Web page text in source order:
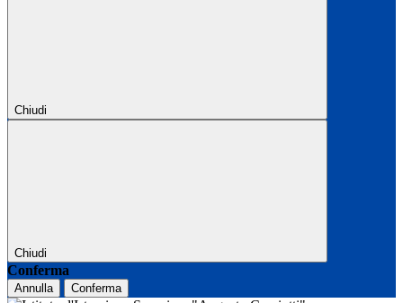
Chiudi
Chiudi
Conferma
Annulla Conferma